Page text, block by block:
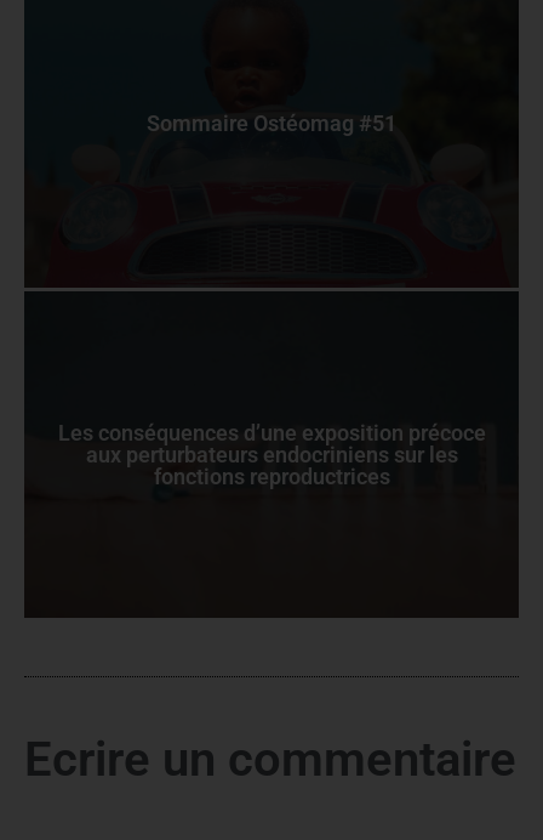
Sommaire Ostéomag #51
Les conséquences d’une exposition précoce
aux perturbateurs endocriniens sur les
fonctions reproductrices
Ecrire un commentaire